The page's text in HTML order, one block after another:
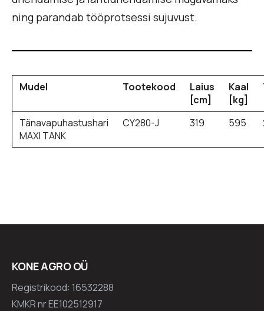
ning parandab tööprotsessi sujuvust.
Mudel Tootekood
Laius
[cm]
Kaal
[kg]
Tänavapuhastushari
MAXI TANK
CY280-J 319 595
KONE AGRO OÜ
Registrikood: 16532288
KMKR nr EE102512917